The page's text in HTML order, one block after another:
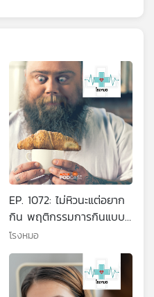
EP. 1072: ไม่หิวนะแต่อยาก
กิน พฤติกรรมการกินแบบ
"เฮโดนิก"
โรงหมอ